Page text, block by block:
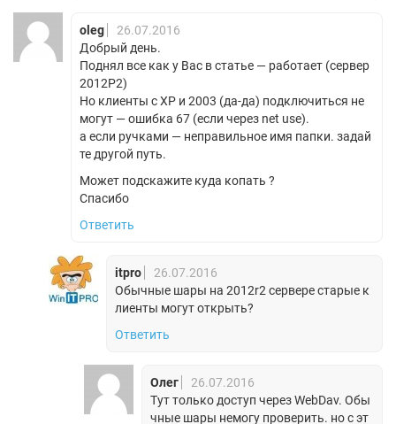
oleg
26.07.2016
Добрый день.
Поднял все как у Вас в статье — работает (сервер
2012Р2)
Но клиенты с ХР и 2003 (да-да) подключиться не
могут — ошибка 67 (если через net use).
а если ручками — неправильное имя папки. задай
те другой путь.
Может подскажите куда копать ?
Спасибо
Ответить
itpro
26.07.2016
Обычные шары на 2012r2 сервере старые к
лиенты могут открыть?
Ответить
Олег
26.07.2016
Тут только доступ через WebDav. Обы
чные шары немогу проверить. но с эт